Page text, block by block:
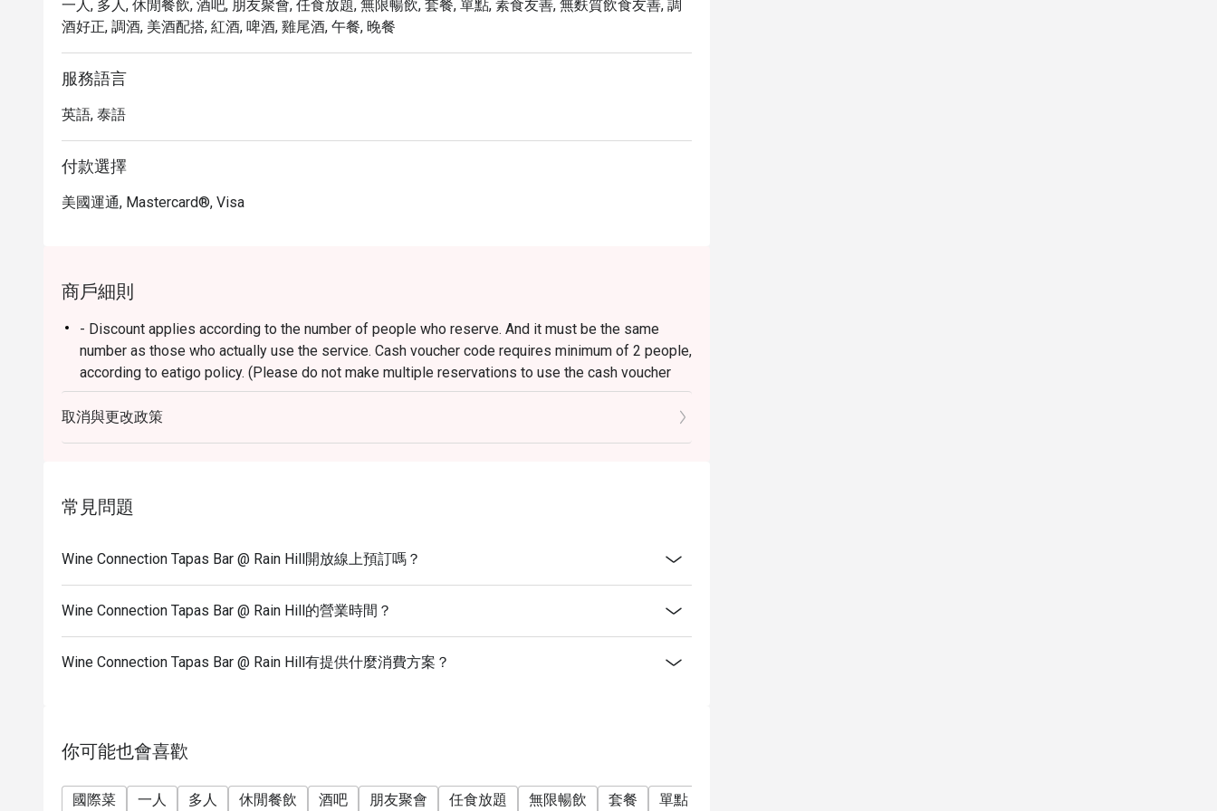
一人, 多人, 休閒餐飲, 酒吧, 朋友聚會, 任食放題, 無限暢飲, 套餐, 單點, 素食友善, 無麩質飲食友善, 調
酒好正, 調酒, 美酒配搭, 紅酒, 啤酒, 雞尾酒, 午餐, 晚餐
服務語言
英語, 泰語
付款選擇
美國運通, Mastercard®, Visa
商戶細則
- Discount applies according to the number of people who reserve. And it must be the same
number as those who actually use the service. Cash voucher code requires minimum of 2 people,
according to eatigo policy. (Please do not make multiple reservations to use the cash voucher
codes for each reservation, but show up less than the pax you reserve for)
- Promotion does not apply to beverages any other in house promotions such as lunch set,
coffee & dessert set or limited time offers. Discount only apply to Alacart menus, and all prices
after 30 minutes, your reservation will not be guaranteed.
- Friday and Saturday evenings you may have to wait a few minutes in case of many reservations
until your table is ready.
- Customer can order foods within 1 hour after reservation time, and your table will be valid for 2
取消與更改政策
常見問題
Wine Connection Tapas Bar @ Rain Hill開放線上預訂嗎？
Wine Connection Tapas Bar @ Rain Hill的營業時間？
Wine Connection Tapas Bar @ Rain Hill有提供什麼消費方案？
你可能也會喜歡
國際菜 一人 多人 休閒餐飲 酒吧 朋友聚會 任食放題 無限暢飲 套餐 單點